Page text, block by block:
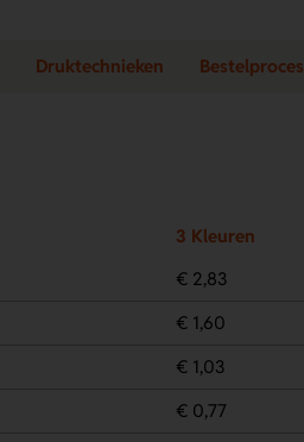
Druktechnieken Bestelproces
3 Kleuren
€ 2,83
€ 1,60
€ 1,03
€ 0,77